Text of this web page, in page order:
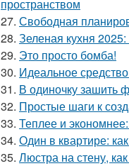
пространством
27. Свободная
28. Зеленая кухня
29. Это просто бомба!
30. Идеальное
31. В одиночку зашить
32. Простые шаги к
33. Теплее и
34. Один в квартире:
35. Люстра на стену,